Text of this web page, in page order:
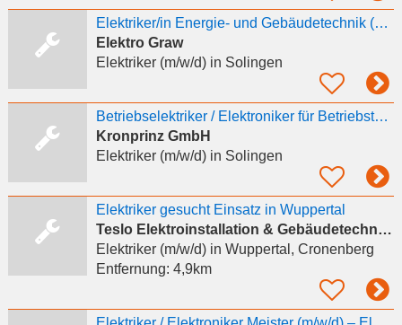
Elektriker/in Energie- und Gebäudetechnik (m/w/d)
Elektro Graw
Elektriker (m/w/d)in Solingen
Betriebselektriker / Elektroniker für Betriebstechnik (m/w/d) - IG Metall-Tarifvertrag
Kronprinz GmbH
Elektriker (m/w/d)in Solingen
Elektriker gesucht Einsatz in Wuppertal
Teslo Elektroinstallation & Gebäudetechnik GmbH
Elektriker (m/w/d)in Wuppertal, Cronenberg
Entfernung: 4,9km